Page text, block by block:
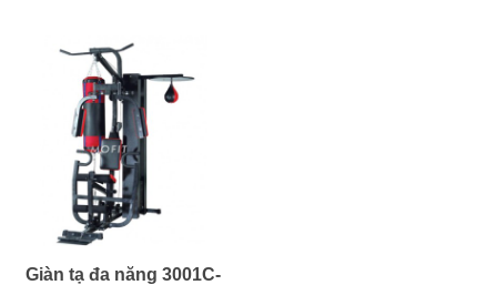
Giàn tạ đa năng 3001C-